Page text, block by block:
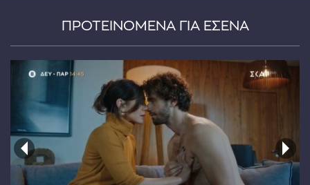
ΠΡΟΤΕΙΝΟΜΕΝΑ ΓΙΑ ΕΣΕΝΑ